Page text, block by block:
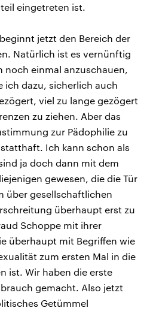
eingetreten ist.
jetzt den Bereich der
Natürlich ist es vernünftig
noch einmal anzuschauen,
ich dazu, sicherlich auch
viel zu lange gezögert
zu ziehen. Aber das
zur Pädophilie zu
Ich kann schon als
ja doch dann mit dem
gewesen, die die Tür
über gesellschaftlichen
überhaupt erst zu
Schoppe mit ihrer
überhaupt mit Begriffen wie
zum ersten Mal in die
ist. Wir haben die erste
gemacht. Also jetzt
Getümmel